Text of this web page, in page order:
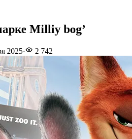
Milliy bog’
2025· 2 742